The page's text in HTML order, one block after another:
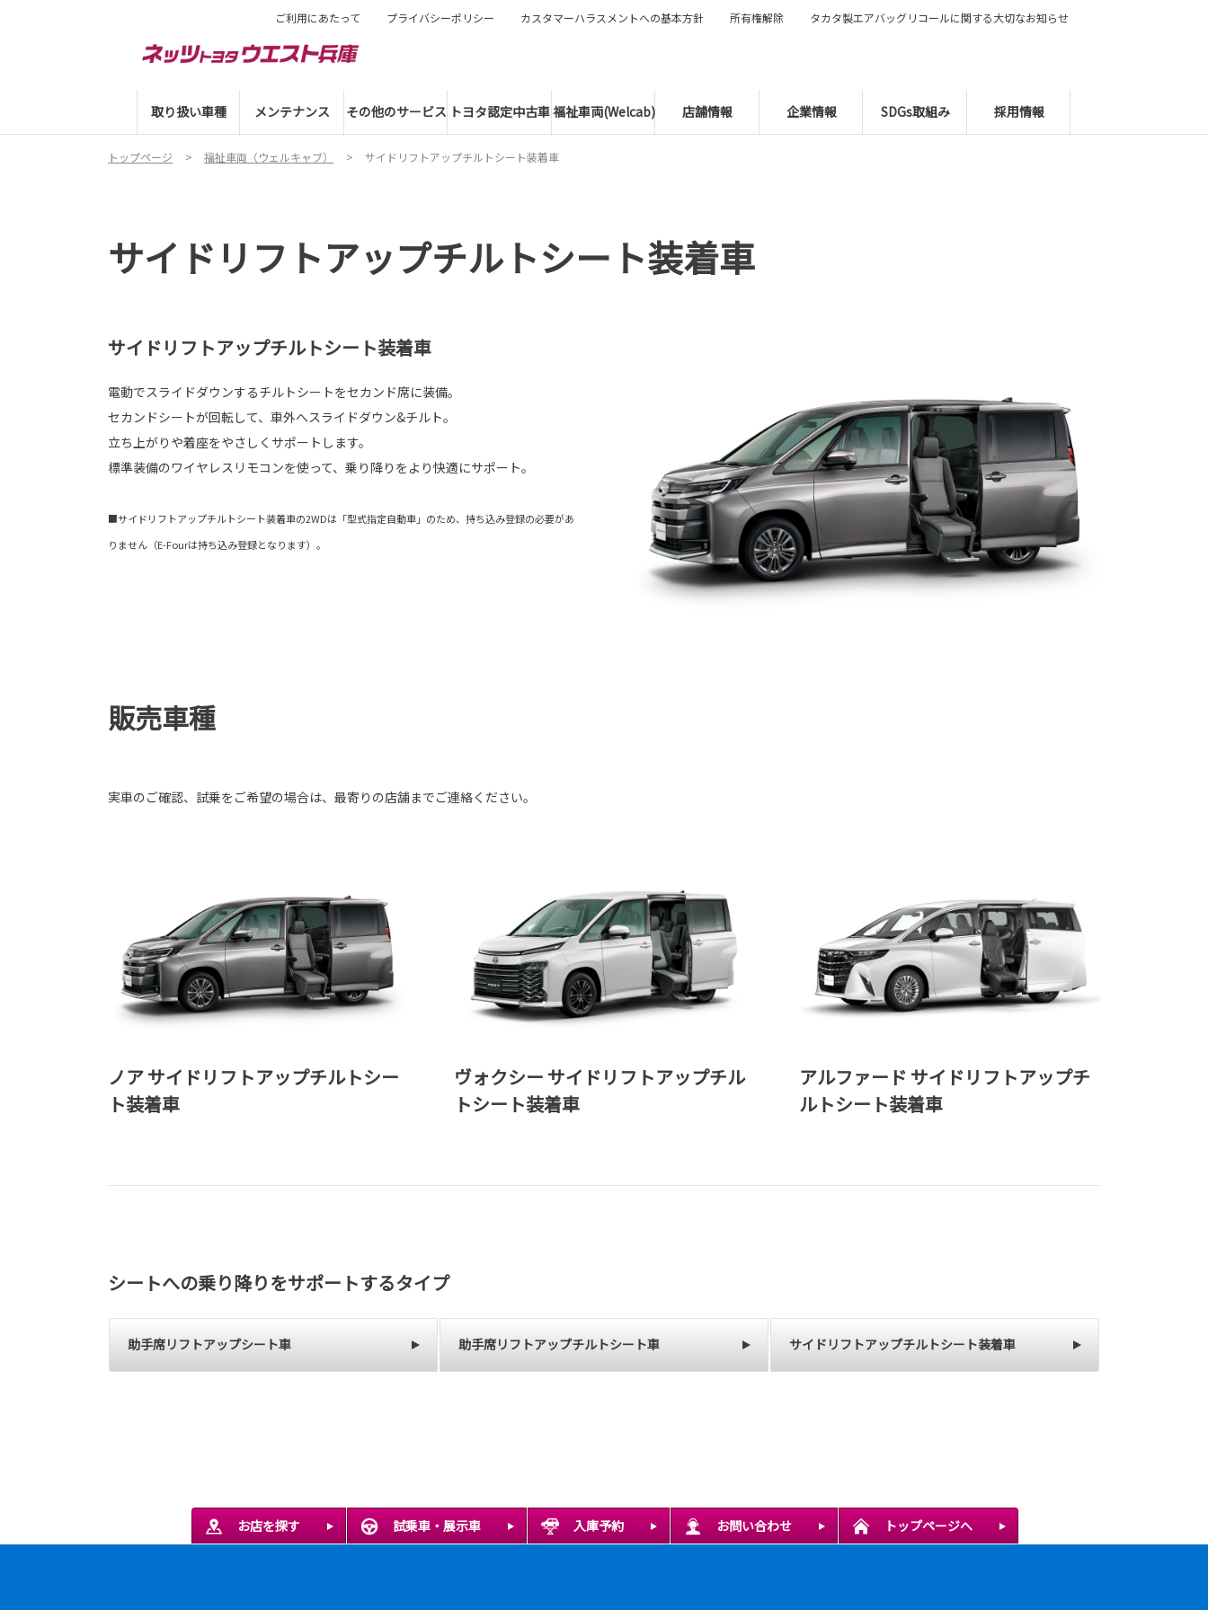
取り扱い車種 メンテナンス その他のサービス トヨタ認定中古車福祉車両(Welcab) 店舗情報 企業情報 SDGs取組み 採用情報
ご利用にあたって プライバシーポリシー カスタマーハラスメントへの基本方針 所有権解除 タカタ製エアバッグリコールに関する大切なお知らせ
トップページ 福祉車両（ウェルキャブ） サイドリフトアップチルトシート装着車
サイドリフトアップチルトシート装着車
サイドリフトアップチルトシート装着車
電動でスライドダウンするチルトシートをセカンド席に装備。
セカンドシートが回転して、車外へスライドダウン&チルト。
立ち上がりや着座をやさしくサポートします。
標準装備のワイヤレスリモコンを使って、乗り降りをより快適にサポート。
■サイドリフトアップチルトシート装着車の2WDは「型式指定自動車」のため、持ち込み登録の必要があ
りません（E-Fourは持ち込み登録となります）。
販売車種
実車のご確認、試乗をご希望の場合は、最寄りの店舗までご連絡ください。
ノア サイドリフトアップチルトシー
ト装着車
ヴォクシー サイドリフトアップチル
トシート装着車
アルファード サイドリフトアップチ
ルトシート装着車
シートへの乗り降りをサポートするタイプ
助手席リフトアップシート車 助手席リフトアップチルトシート車 サイドリフトアップチルトシート装着車
お店を探す 試乗車・展示車 入庫予約 お問い合わせ トップページへ